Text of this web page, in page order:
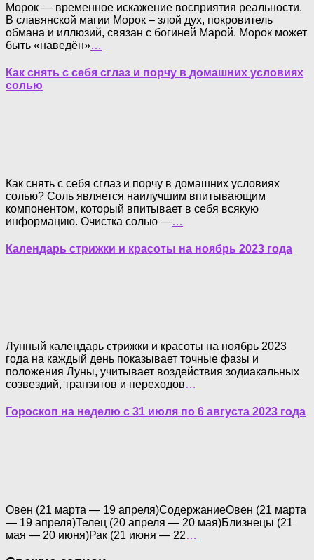
Морок — временное искажение восприятия реальности.
В славянской магии Морок – злой дух, покровитель
обмана и иллюзий, связан с богиней Марой. Морок может
быть «наведён»…
Как снять с себя сглаз и порчу в домашних условиях
солью
Как снять с себя сглаз и порчу в домашних условиях
солью? Соль является наилучшим впитывающим
компонентом, который впитывает в себя всякую
информацию. Очистка солью —…
Календарь стрижки и красоты на ноябрь 2023 года
Лунный календарь стрижки и красоты на ноябрь 2023
года на каждый день показывает точные фазы и
положения Луны, учитывает воздействия зодиакальных
созвездий, транзитов и переходов…
Гороскоп на неделю с 31 июля по 6 августа 2023 года
Овен (21 марта — 19 апреля)СодержаниеОвен (21 марта
— 19 апреля)Телец (20 апреля — 20 мая)Близнецы (21
мая — 20 июня)Рак (21 июня — 22…